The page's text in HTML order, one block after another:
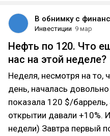
В обнимку с
Инвестиции 9 мар
Нефть по 120. Что
нас на этой неделе?
Неделя, несмотря на то,
день, началась
показала 120 $/
открытии давали +10%.
недели) Завтра первый